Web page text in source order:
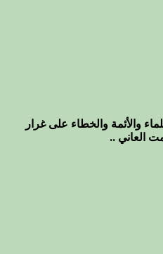
والأئمة والخطاء على غرار
العاني ..